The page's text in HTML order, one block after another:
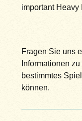
important Heavy
Fragen Sie uns
Informationen
bestimmtes
können.